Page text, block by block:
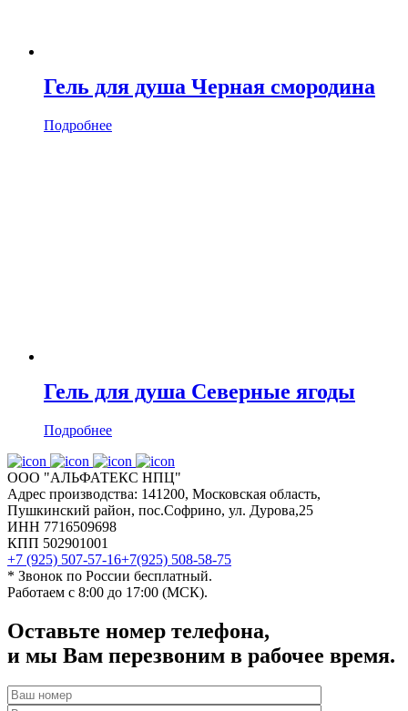
Гель для душа Черная смородина
Подробнее
Гель для душа Северные ягоды
Подробнее
ООО "АЛЬФАТЕКС НПЦ"
Адрес производства: 141200, Московская область,
Пушкинский район, пос.Софрино, ул. Дурова,25
ИНН 7716509698
КПП 502901001
+7 (925) 507-57-16+7(925) 508-58-75
* Звонок по России бесплатный.
Работаем с 8:00 до 17:00 (МСК).
Оставьте номер телефона,
и мы Вам перезвоним в рабочее время.